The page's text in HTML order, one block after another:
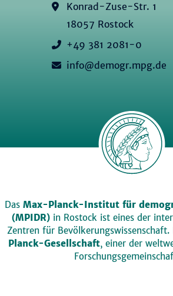
Konrad-Zuse-Str. 1
18057 Rostock
+49 381 2081-0
info@demogr.mpg.de
Das Max-Planck-Institut für
(MPIDR)in Rostock ist eines der
Zentren für
Planck-Gesellschaft, einer der